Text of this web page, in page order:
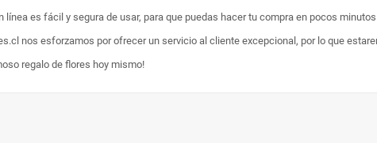
es fácil y segura de usar, para que puedas hacer tu compra en pocos
nos esforzamos por ofrecer un servicio al cliente excepcional, por lo que
regalo de flores hoy mismo!